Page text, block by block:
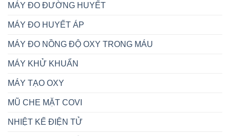
MÁY ĐO ĐƯỜNG HUYẾT
MÁY ĐO HUYẾT ÁP
MÁY ĐO NỒNG ĐỘ OXY TRONG MÁU
MÁY KHỬ KHUẨN
MÁY TẠO OXY
MŨ CHE MẶT COVI
NHIỆT KẾ ĐIỆN TỬ